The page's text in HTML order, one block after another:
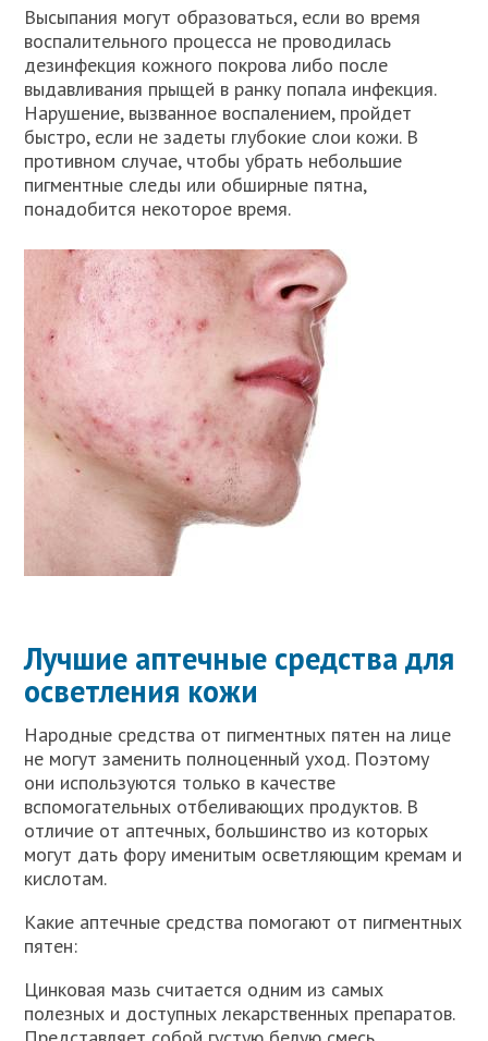
Высыпания могут образоваться, если во время
воспалительного процесса не проводилась
дезинфекция кожного покрова либо после
выдавливания прыщей в ранку попала инфекция.
Нарушение, вызванное воспалением, пройдет
быстро, если не задеты глубокие слои кожи. В
противном случае, чтобы убрать небольшие
пигментные следы или обширные пятна,
понадобится некоторое время.
Лучшие аптечные средства для
осветления кожи
Народные средства от пигментных пятен на лице
не могут заменить полноценный уход. Поэтому
они используются только в качестве
вспомогательных отбеливающих продуктов. В
отличие от аптечных, большинство из которых
могут дать фору именитым осветляющим кремам и
кислотам.
Какие аптечные средства помогают от пигментных
пятен:
Цинковая мазь считается одним из самых
полезных и доступных лекарственных препаратов.